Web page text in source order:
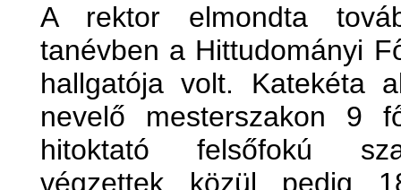
A rektor elmondta
tanévben a Hittudományi
hallgatója volt. Katekéta
nevelő mesterszakon 9
hitoktató felsőfokú
végzettek közül pedig